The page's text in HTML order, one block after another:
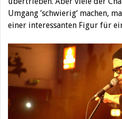
Umgang ’schwierig‘ machen,
einer interessanten Figur für